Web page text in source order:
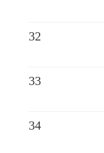
32
33
34